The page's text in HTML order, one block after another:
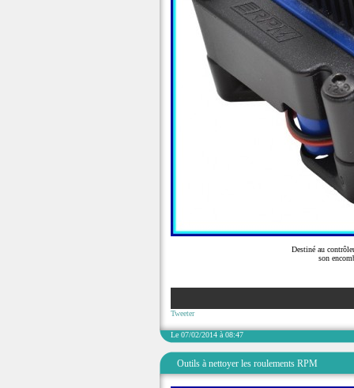
Destiné au
son
Tweeter
Le 07/02/2014 à 08:47
Outils à nettoyer les roulements RPM